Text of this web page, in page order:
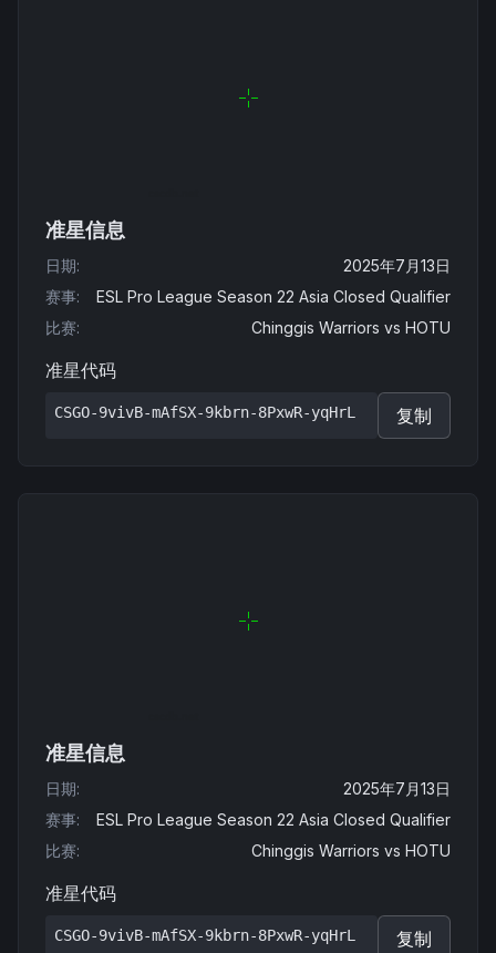
准星信息
日期:
2025年7月13日
赛事:
ESL Pro League Season 22 Asia Closed Qualifier
比赛: Chinggis Warriors vs HOTU
准星代码
CSGO-9vivB-mAfSX-9kbrn-8PxwR-yqHrL 复制
准星信息
日期:
2025年7月13日
赛事:
ESL Pro League Season 22 Asia Closed Qualifier
比赛: Chinggis Warriors vs HOTU
准星代码
CSGO-9vivB-mAfSX-9kbrn-8PxwR-yqHrL 复制